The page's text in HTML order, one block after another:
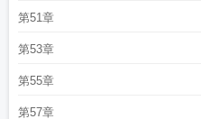
第51章
第53章
第55章
第57章